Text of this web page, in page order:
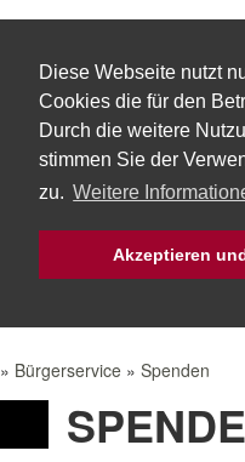
Diese Webseite nutzt
Cookies die für den
Durch die weitere
stimmen Sie der
zu. Weitere
Akzeptieren
Start Über uns
» Bürgerservice » Spenden